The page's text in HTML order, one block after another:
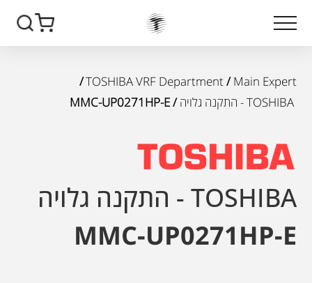
Main Expert
/
TOSHIBA VRF Department
/
TOSHIBA - התקנה גלויה
/ MMC-UP0271HP-E
TOSHIBA - התקנה גלויה
MMC-UP0271HP-E